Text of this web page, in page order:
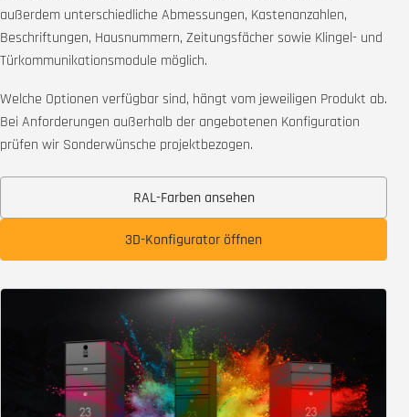
außerdem unterschiedliche Abmessungen, Kastenanzahlen,
Beschriftungen, Hausnummern, Zeitungsfächer sowie Klingel- und
Türkommunikationsmodule möglich.
Welche Optionen verfügbar sind, hängt vom jeweiligen Produkt ab.
Bei Anforderungen außerhalb der angebotenen Konfiguration
prüfen wir Sonderwünsche projektbezogen.
RAL-Farben ansehen
3D-Konfigurator öffnen